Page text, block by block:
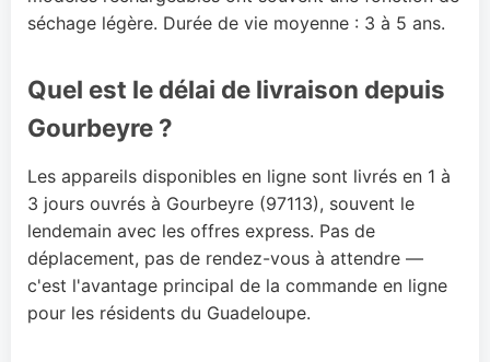
séchage légère. Durée de vie moyenne : 3 à 5 ans.
Quel est le délai de livraison depuis
Gourbeyre ?
Les appareils disponibles en ligne sont livrés en 1 à
3 jours ouvrés à Gourbeyre (97113), souvent le
lendemain avec les offres express. Pas de
déplacement, pas de rendez-vous à attendre —
c'est l'avantage principal de la commande en ligne
pour les résidents du Guadeloupe.